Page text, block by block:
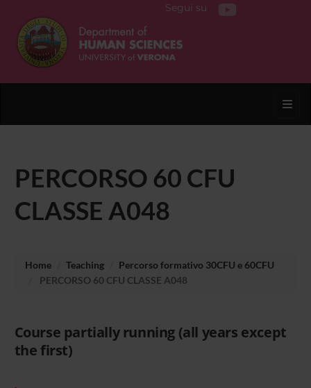
Segui su
PERCORSO 60 CFU
CLASSE A048
Home Teaching
Percorso formativo 30CFU e 60CFU
PERCORSO 60 CFU CLASSE A048
Course partially running (all years except
the first)